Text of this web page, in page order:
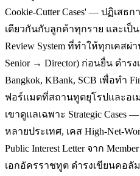
Cookie-Cutter Cases' — ปฏิเสธ
เดียวกันกับลูกค้าทุกราย และเป็
Review System ที่ทำให้ทุกเคสผ่
Senior → Director) ก่อนยื่น ดำรง
Bangkok, KBank, SCB เพื่อทำ
ฟอร์แมตที่สถานทูตยุโรปและอเ
เขาดูแลเฉพาะ Strategic Cases
หลายประเทศ, เคส High-Net-
Public Interest Letter จาก
เอกอัครราชทูต ดำรงเขียนคอลัม